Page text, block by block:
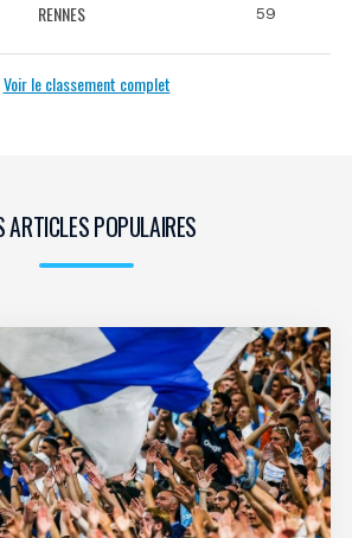
RENNES 59
Voir le classement complet
ARTICLES POPULAIRES